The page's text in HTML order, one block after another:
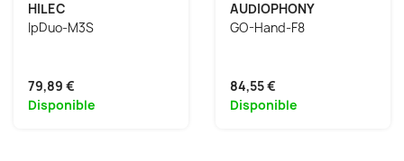
HILEC
IpDuo-M3S
79,89 €
Disponible
AUDIOPHONY
GO-Hand-F8
84,55 €
Disponible